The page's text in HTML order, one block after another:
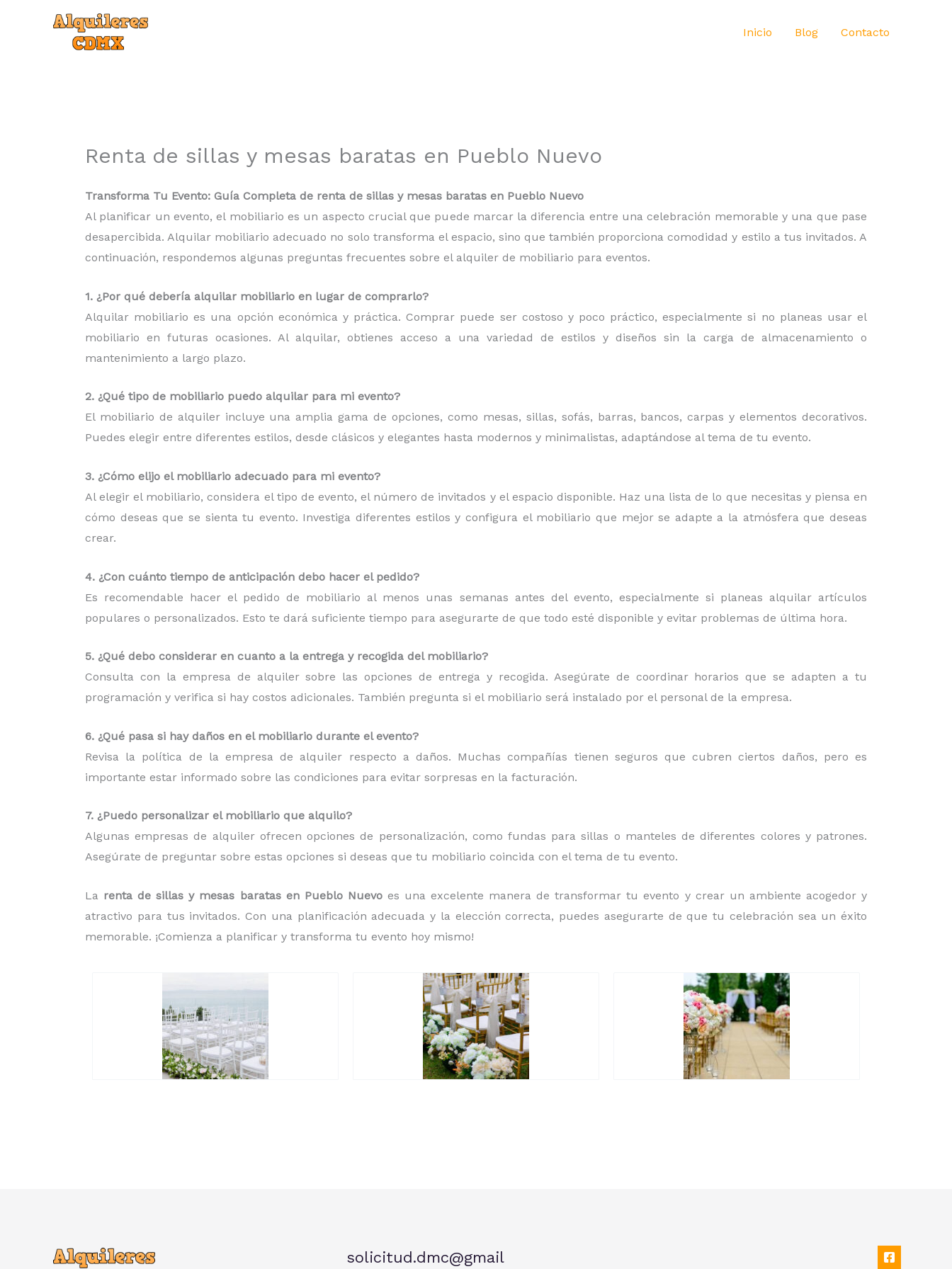
Inicio Blog Contacto
Renta de sillas y mesas baratas en Pueblo Nuevo
Transforma Tu Evento: Guía Completa de renta de sillas y mesas baratas en Pueblo Nuevo
Al planificar un evento, el mobiliario es un aspecto crucial que puede marcar la diferencia entre una celebración memorable y una que pase
desapercibida. Alquilar mobiliario adecuado no solo transforma el espacio, sino que también proporciona comodidad y estilo a tus invitados. A
continuación, respondemos algunas preguntas frecuentes sobre el alquiler de mobiliario para eventos.
1. ¿Por qué debería alquilar mobiliario en lugar de comprarlo?
Alquilar mobiliario es una opción económica y práctica. Comprar puede ser costoso y poco práctico, especialmente si no planeas usar el
mobiliario en futuras ocasiones. Al alquilar, obtienes acceso a una variedad de estilos y diseños sin la carga de almacenamiento o
mantenimiento a largo plazo.
2. ¿Qué tipo de mobiliario puedo alquilar para mi evento?
El mobiliario de alquiler incluye una amplia gama de opciones, como mesas, sillas, sofás, barras, bancos, carpas y elementos decorativos.
Puedes elegir entre diferentes estilos, desde clásicos y elegantes hasta modernos y minimalistas, adaptándose al tema de tu evento.
3. ¿Cómo elijo el mobiliario adecuado para mi evento?
Al elegir el mobiliario, considera el tipo de evento, el número de invitados y el espacio disponible. Haz una lista de lo que necesitas y piensa en
cómo deseas que se sienta tu evento. Investiga diferentes estilos y configura el mobiliario que mejor se adapte a la atmósfera que deseas
crear.
4. ¿Con cuánto tiempo de anticipación debo hacer el pedido?
Es recomendable hacer el pedido de mobiliario al menos unas semanas antes del evento, especialmente si planeas alquilar artículos
populares o personalizados. Esto te dará suficiente tiempo para asegurarte de que todo esté disponible y evitar problemas de última hora.
5. ¿Qué debo considerar en cuanto a la entrega y recogida del mobiliario?
Consulta con la empresa de alquiler sobre las opciones de entrega y recogida. Asegúrate de coordinar horarios que se adapten a tu
programación y verifica si hay costos adicionales. También pregunta si el mobiliario será instalado por el personal de la empresa.
6. ¿Qué pasa si hay daños en el mobiliario durante el evento?
Revisa la política de la empresa de alquiler respecto a daños. Muchas compañías tienen seguros que cubren ciertos daños, pero es
importante estar informado sobre las condiciones para evitar sorpresas en la facturación.
7. ¿Puedo personalizar el mobiliario que alquilo?
Algunas empresas de alquiler ofrecen opciones de personalización, como fundas para sillas o manteles de diferentes colores y patrones.
Asegúrate de preguntar sobre estas opciones si deseas que tu mobiliario coincida con el tema de tu evento.
La renta de sillas y mesas baratas en Pueblo Nuevo es una excelente manera de transformar tu evento y crear un ambiente acogedor y
atractivo para tus invitados. Con una planificación adecuada y la elección correcta, puedes asegurarte de que tu celebración sea un éxito
memorable. ¡Comienza a planificar y transforma tu evento hoy mismo!
solicitud.dmc@gmail